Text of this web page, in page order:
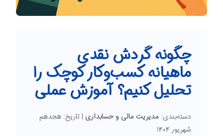
چگونه گردش نقدی
ماهیانه کسب‌و‌کار کوچک را
تحلیل کنیم؟ آموزش عملی
دسته‌بندی: مدیریت مالی و حسابداری | تاریخ: هجدهم
شهریور ۱۴۰۴